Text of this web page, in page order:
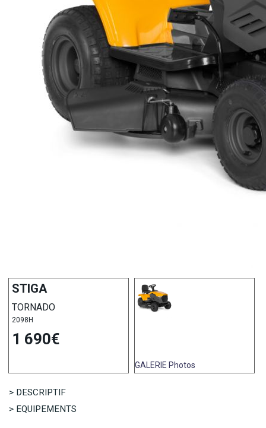
STIGA
TORNADO
2098H
1 690€
GALERIE Photos
> DESCRIPTIF
> EQUIPEMENTS